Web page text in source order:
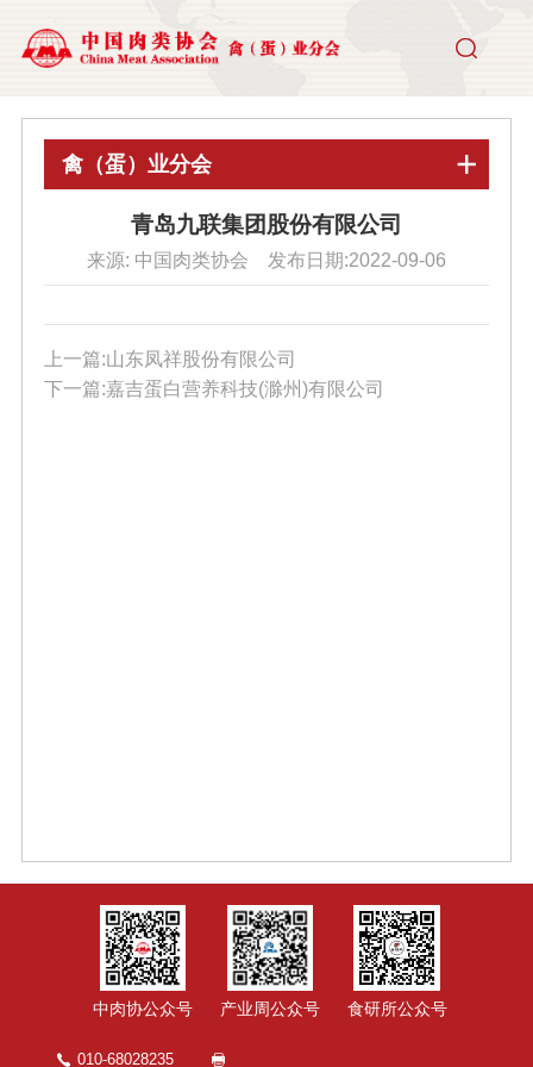
禽（蛋）业分会
青岛九联集团股份有限公司
来源: 中国肉类协会 发布日期:2022-09-06
上一篇:山东凤祥股份有限公司
下一篇:嘉吉蛋白营养科技(滁州)有限公司
中肉协公众号 产业周公众号 食研所公众号
010-68028235